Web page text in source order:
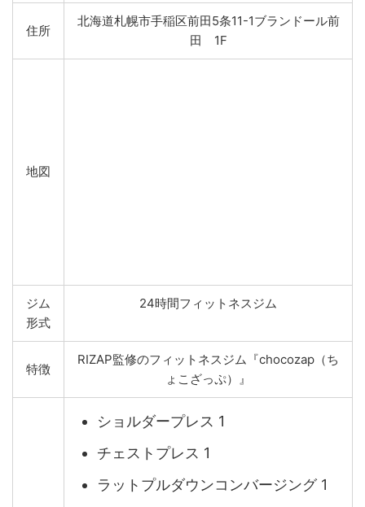
住所
北海道札幌市手稲区前田5条11-1ブランドール前
田 1F
地図
ジム
形式
24時間フィットネスジム
特徴
RIZAP監修のフィットネスジム『chocozap（ち
ょこざっぷ）』
ショルダープレス 1
チェストプレス 1
ラットプルダウンコンバージング 1